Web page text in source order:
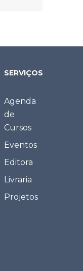
SERVIÇOS
Agenda
de
Cursos
Eventos
Editora
Livraria
Projetos